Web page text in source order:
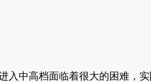
入中高档面临着很大的困难，